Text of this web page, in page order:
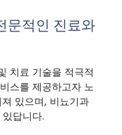
문적인 진료와
치료 기술을 적극적
스를 제공하고자 노
있으며, 비뇨기과
답니다.